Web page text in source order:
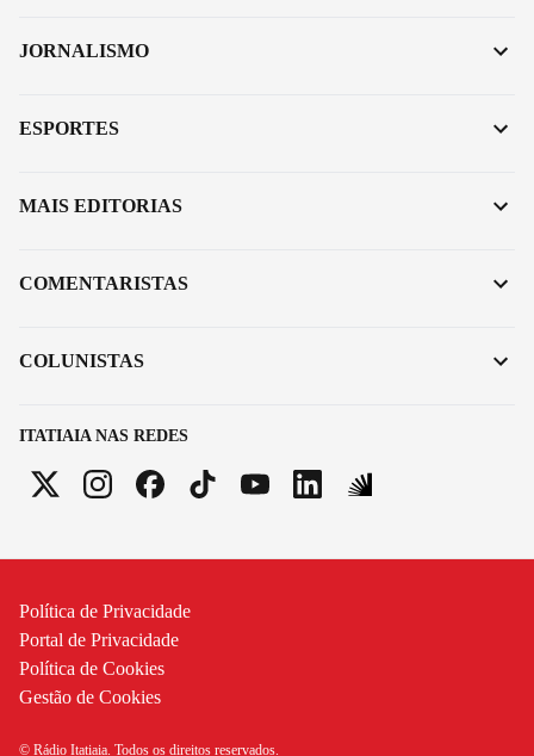
ITATIAIA NAS REDES
JORNALISMO
ESPORTES
MAIS EDITORIAS
COMENTARISTAS
COLUNISTAS
Política de Privacidade
Portal de Privacidade
Política de Cookies
Gestão de Cookies
© Rádio Itatiaia. Todos os direitos reservados.